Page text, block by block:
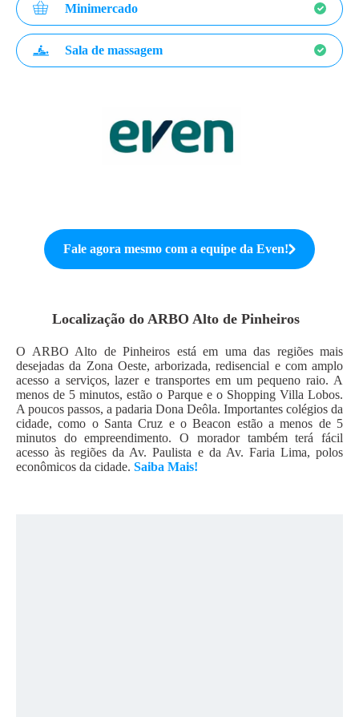
Minimercado
Sala de massagem
Fale agora mesmo com a equipe daEven!
Localização do ARBO Alto de Pinheiros
O ARBO Alto de Pinheiros está em uma das regiões mais
desejadas da Zona Oeste, arborizada, redisencial e com amplo
acesso a serviços, lazer e transportes em um pequeno raio. A
menos de 5 minutos, estão o Parque e o Shopping Villa Lobos.
A poucos passos, a padaria Dona Deôla. Importantes colégios da
cidade, como o Santa Cruz e o Beacon estão a menos de 5
minutos do empreendimento. O morador também terá fácil
acesso às regiões da Av. Paulista e da Av. Faria Lima, polos
econômicos da cidade. Saiba Mais!